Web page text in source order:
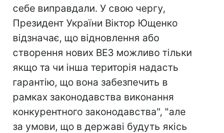
себе виправдали. У свою чергу,
Президент України Віктор Ющенко
відзначає, що відновлення або
створення нових ВЕЗ можливо тільки
якщо та чи інша територія надасть
гарантію, що вона забезпечить в
рамках законодавства виконання
конкурентного законодавства", "але
за умови, що в державі будуть якісь